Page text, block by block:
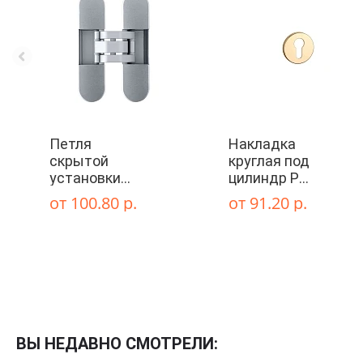
Фурнитура
Специальные двери
Эмаль
Зеркало
Стекло
Петля
скрытой
установки
ОТLAV
120х30
от 100.80 р.
Накладка
круглая под
цилиндр PZ
GOLD,
золото (7
от 91.20 р.
ВЫ НЕДАВНО СМОТРЕЛИ: